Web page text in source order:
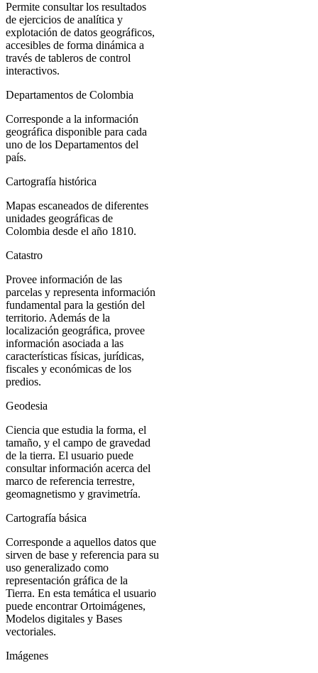
Permite consultar los resultados
de ejercicios de analítica y
explotación de datos geográficos,
accesibles de forma dinámica a
través de tableros de control
interactivos.
Departamentos de Colombia
Corresponde a la información
geográfica disponible para cada
uno de los Departamentos del
país.
Cartografía histórica
Mapas escaneados de diferentes
unidades geográficas de
Colombia desde el año 1810.
Catastro
Provee información de las
parcelas y representa información
fundamental para la gestión del
territorio. Además de la
localización geográfica, provee
información asociada a las
características físicas, jurídicas,
fiscales y económicas de los
predios.
Geodesia
Ciencia que estudia la forma, el
tamaño, y el campo de gravedad
de la tierra. El usuario puede
consultar información acerca del
marco de referencia terrestre,
geomagnetismo y gravimetría.
Cartografía básica
Corresponde a aquellos datos que
sirven de base y referencia para su
uso generalizado como
representación gráfica de la
Tierra. En esta temática el usuario
puede encontrar Ortoimágenes,
Modelos digitales y Bases
vectoriales.
Imágenes